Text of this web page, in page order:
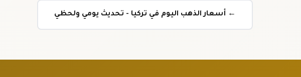
← أسعار الذهب اليوم في تركيا - تحديث يومي ولحظي